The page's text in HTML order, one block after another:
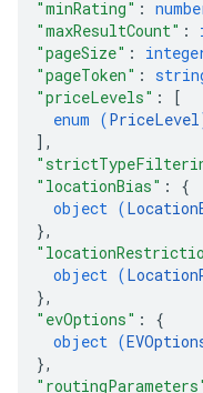
"minRating" :
"maxResultCount" :
"pageSize" :
"pageToken" :
"priceLevels" :
[
enum (PriceLevel
] ,
"locationBias" : {
object (
},
object (
},
"evOptions" : {
object (
},